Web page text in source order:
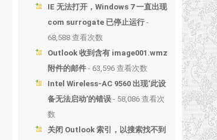
IE 无法打开，Windows 7 一直出现
com surrogate 已停止运行 -
68,588 查看次数
Outlook 收到含有 image001.wmz
附件的邮件 - 63,596 查看次数
Intel Wireless-AC 9560 出现‘此设
备无法启动’的错误 - 58,086 查看次
数
关闭 Outlook 索引，以搜索找不到